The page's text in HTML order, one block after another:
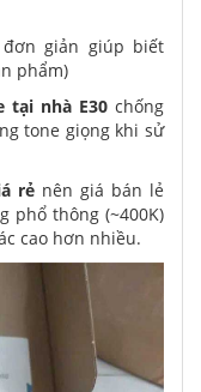
giản giúp biết
phẩm)
tại nhà E30 chống
tone giọng khi sử
rẻ nêngiá bán lẻ
phổ thông (~400K)
cao hơn nhiều.